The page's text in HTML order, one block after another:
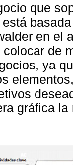
que
en el
colocar de
ya
gráfica